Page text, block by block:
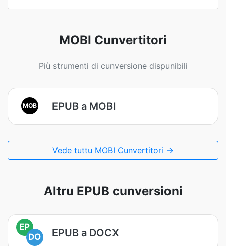
MOBI Cunvertitori
Più strumenti di cunversione dispunibili
MOB EPUB a MOBI
Vede tuttu MOBI Cunvertitori →
Altru EPUB cunversioni
EP
DO
EPUB a DOCX